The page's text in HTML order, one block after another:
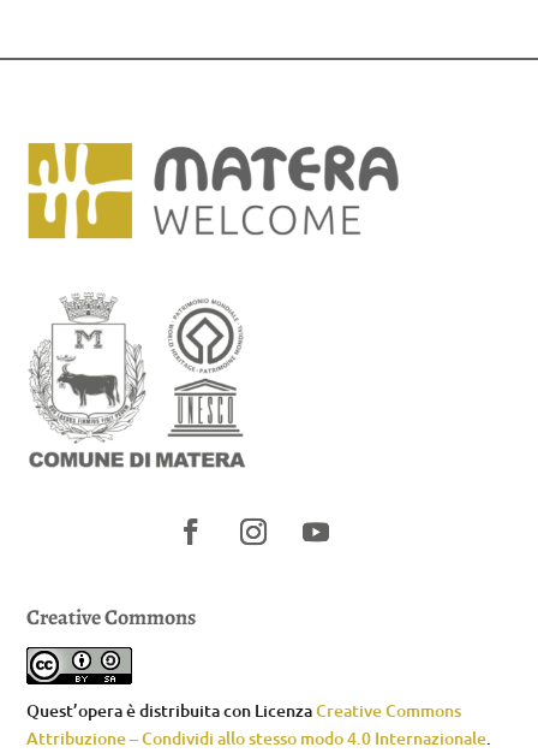
Creative Commons
Quest’opera è distribuita con LicenzaCreative Commons
Attribuzione – Condividi allo stesso modo 4.0 Internazionale.